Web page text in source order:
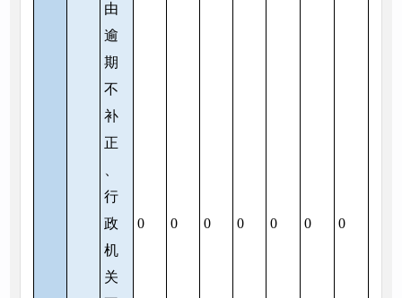
由
逾
期
不
补
正
行
政
机
关
0 0 0 0 0 0 0